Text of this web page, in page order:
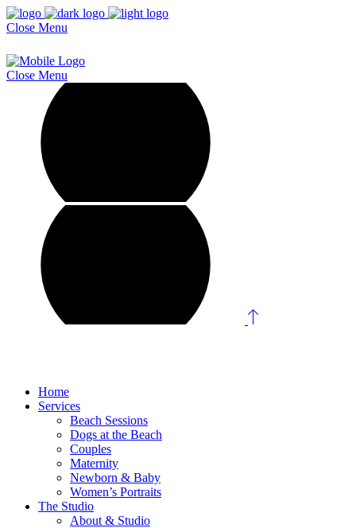
Close Menu
Close Menu
Home
Services
Beach Sessions
Dogs at the Beach
Couples
Maternity
Newborn & Baby
Women’s Portraits
The Studio
About & Studio